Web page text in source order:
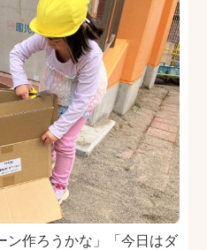
ン作ろうかな」「今日はダ